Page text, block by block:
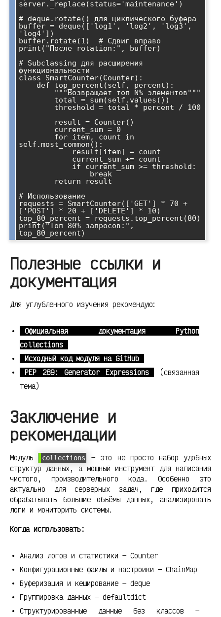
server._replace(status='maintenance')
# deque.rotate() для циклического буфера
buffer = deque(['log1', 'log2', 'log3',
'log4'])
buffer.rotate(1)  # Сдвиг вправо
print("После rotation:", buffer)
# Subclassing для расширения
функциональности
class SmartCounter(Counter):
self.most_common():
            result[item] = count
# Использование
requests = SmartCounter(['GET'] * 70 +
['POST'] * 20 + ['DELETE'] * 10)
top_80_percent = requests.top_percent(80)
print("Топ 80% запросов:",
Полезные ссылки и
документация
Для углубленного изучения рекомендую:
Официальная документация Python
collections
Исходный код модуля на GitHub
PEP 289: Generator Expressions
(связанная
тема)
Заключение и
рекомендации
Модуль collections
— это не просто набор удобных
структур данных, а мощный инструмент для написания
чистого, производительного кода. Особенно это
актуально для серверных задач, где приходится
обрабатывать большие объёмы данных, анализировать
логи и мониторить системы.
Когда использовать:
Анализ логов и статистики — Counter
Конфигурационные файлы и настройки — ChainMap
Буферизация и кеширование — deque
Группировка данных — defaultdict
Структурированные данные без классов —